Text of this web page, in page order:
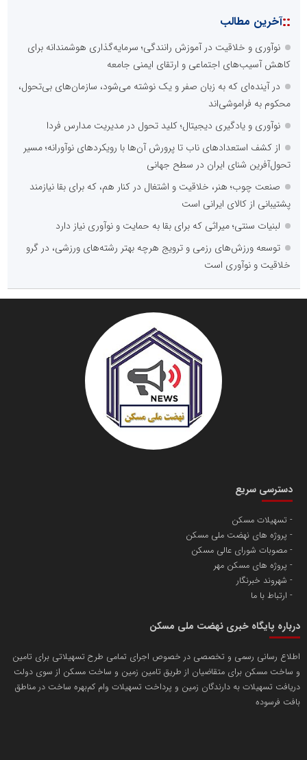
::آخرین مطالب
نوآوری و خلاقیت در آموزش رانندگی؛ سرمایه‌گذاری هوشمندانه برای
کاهش آسیب‌های اجتماعی و ارتقای ایمنی جامعه
در آینده‌ای که به زبان صفر و یک نوشته می‌شود، سازمان‌های بی‌تحول،
محکوم به فراموشی‌اند
نوآوری و یادگیری دیجیتال؛ کلید تحول در مدیریت مدارس فردا
از کشف استعدادهای ناب تا پرورش آن‌ها با رویکردهای نوآورانه؛ مسیر
تحول‌آفرین شنای ایران در سطح جهانی
صنعت چوب؛ هنر، خلاقیت و اشتغال در کنار هم، که برای بقا نیازمند
پشتیبانی از کالای ایرانی است
لبنیات سنتی؛ میراثی که برای بقا به حمایت و نوآوری نیاز دارد
توسعه ورزش‌های رزمی و ترویج هرچه بهتر رشته‌های ورزشی، در گرو
خلاقیت و نوآوری است
دسترسی سریع
تسهیلات مسکن
پروژه های نهضت ملی مسکن
مصوبات شورای عالی مسکن
پروژه های مسکن مهر
شهروند خبرنگار
ارتباط با ما
درباره پایگاه خبری نهضت ملی مسکن
اطلاع رسانی رسمی و تخصصی در خصوص اجرای تمامی طرح تسهیلاتی برای تامین
و ساخت مسکن برای متقاضیان از طریق تامین زمین و ساخت مسکن از سوی دولت
دریافت تسهیلات به دارندگان زمین و پرداخت تسهیلات وام کم‌بهره ساخت در مناطق
بافت فرسوده